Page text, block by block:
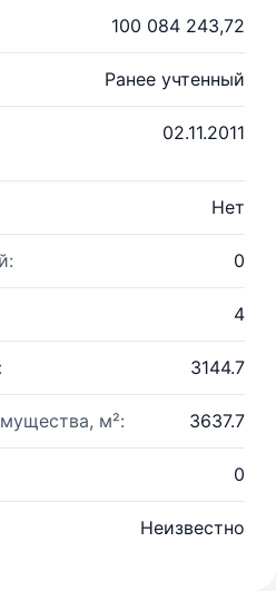
100 084 243,72
Ранее учтенный
02.11.2011
Нет
0
4
3144.7
м²: 3637.7
0
Неизвестно